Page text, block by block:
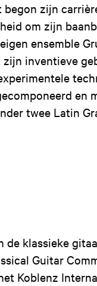
zijn
om zijn
ensemble
zijn inventieve
en
twee Latin
de klassieke
Guitar
Koblenz